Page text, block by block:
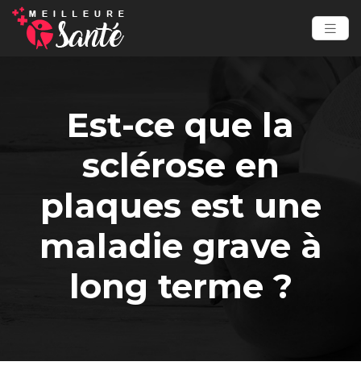
Est-ce que la
sclérose en
plaques est une
maladie grave à
long terme ?